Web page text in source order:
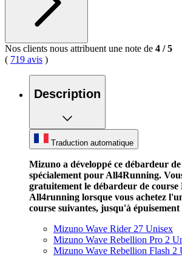
Nos clients nous attribuent une note de 4 /5
( 719 avis )
Description
Traduction automatique
Mizuno a développé ce débardeur
spécialement pour All4Running.
gratuitement le débardeur de
All4running lorsque vous achetez
course suivantes, jusqu'à épuisement
Mizuno Wave Rider 27 Unisex
Mizuno Wave Rebellion Pro 2
Mizuno Wave Rebellion Flash 2